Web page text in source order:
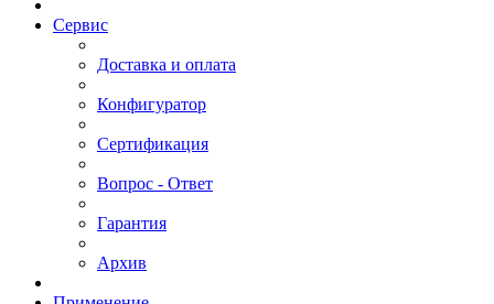
Сервис
Доставка и оплата
Конфигуратор
Сертификация
Вопрос - Ответ
Гарантия
Архив